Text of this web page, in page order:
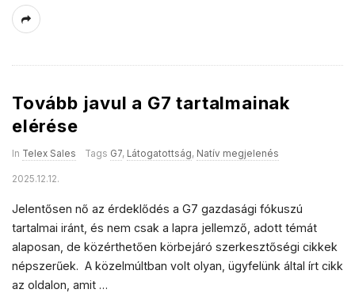
Tovább javul a G7 tartalmainak
elérése
In Telex Sales Tags G7, Látogatottság, Natív megjelenés
2025.12.12.
Jelentősen nő az érdeklődés a G7 gazdasági fókuszú
tartalmai iránt, és nem csak a lapra jellemző, adott témát
alaposan, de közérthetően körbejáró szerkesztőségi cikkek
népszerűek. A közelmúltban volt olyan, ügyfelünk által írt cikk
az oldalon, amit …